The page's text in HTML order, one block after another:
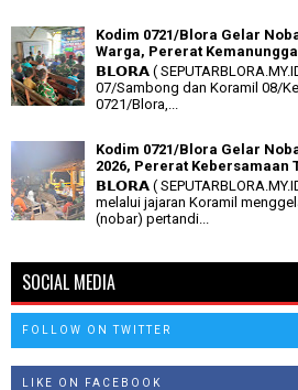
Kodim 0721/Blora Gelar
Warga, Pererat
𝗕𝗟𝗢𝗥𝗔 (
07/Sambong dan Koramil 08/
0721/Blora,...
Kodim 0721/Blora Gelar
2026, Pererat Kebersamaan
𝗕𝗟𝗢𝗥𝗔 (
melalui jajaran Koramil
(nobar) pertandi...
SOCIAL MEDIA
FOLLOW ON TWITTER
LIKE ON FACEBOOK